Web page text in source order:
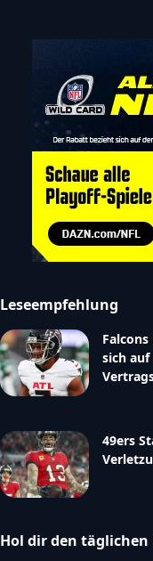
Leseempfehlung
sich
49ers
Hol dir den täglichen